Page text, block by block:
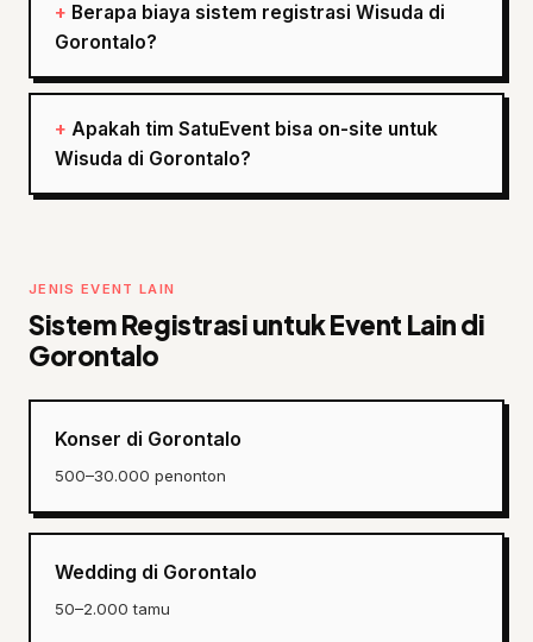
Berapa biaya sistem registrasi Wisuda di
Gorontalo?
Apakah tim SatuEvent bisa on-site untuk
Wisuda di Gorontalo?
JENIS EVENT LAIN
Sistem Registrasi untuk Event Lain di
Gorontalo
Konser di Gorontalo
500–30.000 penonton
Wedding di Gorontalo
50–2.000 tamu